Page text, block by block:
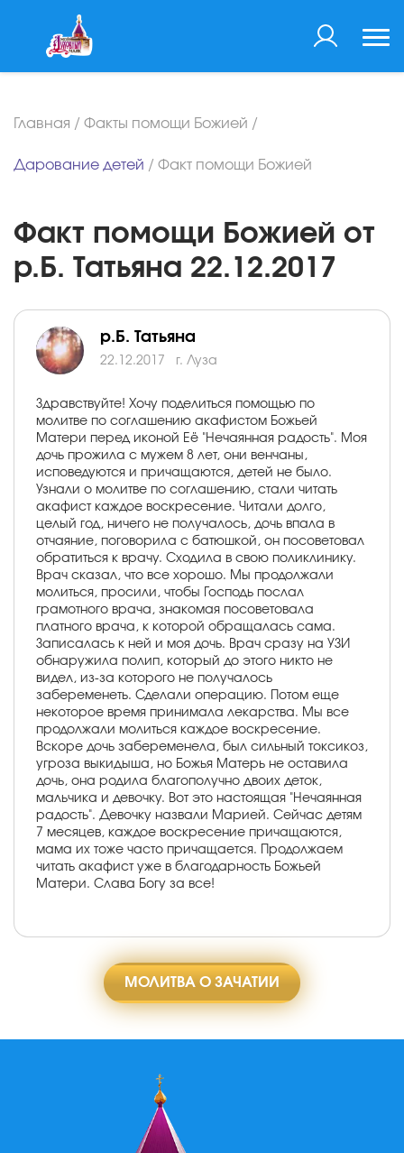
Главная / Факты помощи Божией /
Дарование детей / Факт помощи Божией
Факт помощи Божией от
р.Б. Татьяна 22.12.2017
р.Б. Татьяна
22.12.2017 г. Луза
Здравствуйте! Хочу поделиться помощью по
молитве по соглашению акафистом Божьей
Матери перед иконой Её "Нечаянная радость". Моя
дочь прожила с мужем 8 лет, они венчаны,
исповедуются и причащаются, детей не было.
Узнали о молитве по соглашению, стали читать
акафист каждое воскресение. Читали долго,
целый год, ничего не получалось, дочь впала в
отчаяние, поговорила с батюшкой, он посоветовал
обратиться к врачу. Сходила в свою поликлинику.
Врач сказал, что все хорошо. Мы продолжали
молиться, просили, чтобы Господь послал
грамотного врача, знакомая посоветовала
платного врача, к которой обращалась сама.
Записалась к ней и моя дочь. Врач сразу на УЗИ
обнаружила полип, который до этого никто не
видел, из-за которого не получалось
забеременеть. Сделали операцию. Потом еще
некоторое время принимала лекарства. Мы все
продолжали молиться каждое воскресение.
Вскоре дочь забеременела, был сильный токсикоз,
угроза выкидыша, но Божья Матерь не оставила
дочь, она родила благополучно двоих деток,
мальчика и девочку. Вот это настоящая "Нечаянная
радость". Девочку назвали Марией. Сейчас детям
7 месяцев, каждое воскресение причащаются,
мама их тоже часто причащается. Продолжаем
читать акафист уже в благодарность Божьей
Матери. Слава Богу за все!
МОЛИТВА О ЗАЧАТИИ